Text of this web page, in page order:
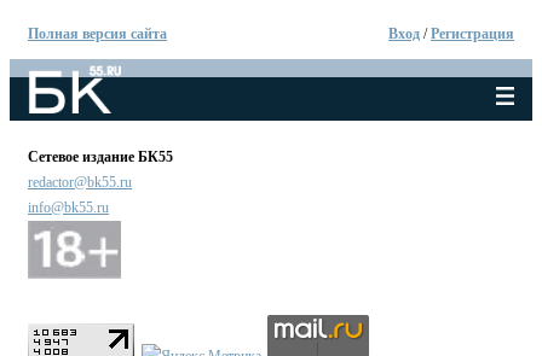
Полная версия сайта Вход /Регистрация
Сетевое издание БК55
redactor@bk55.ru
info@bk55.ru